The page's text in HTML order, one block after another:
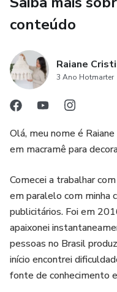
conteúdo
Raiane
3 Ano Hotmarter
Olá, meu nome é
em macramê para
Comecei a trabalhar
em paralelo com minha
publicitários. Foi em
apaixonei
pessoas no Brasil
início encontrei
fonte de conhecimento